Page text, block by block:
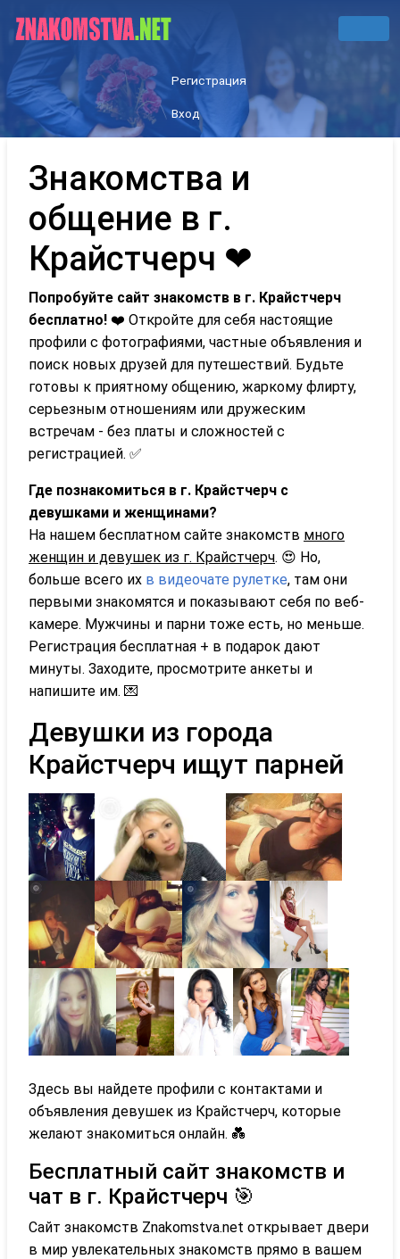
Регистрация
Вход
Знакомства и
общение в г.
Крайстчерч ❤
Попробуйте сайт знакомств в г. Крайстчерч
бесплатно! ❤️ Откройте для себя настоящие
профили с фотографиями, частные объявления и
поиск новых друзей для путешествий. Будьте
готовы к приятному общению, жаркому флирту,
серьезным отношениям или дружеским
встречам - без платы и сложностей с
регистрацией. ✅
Где познакомиться в г. Крайстчерч с
девушками и женщинами?
На нашем бесплатном сайте знакомств много
женщин и девушек из г. Крайстчерч. 😍 Но,
больше всего их в видеочате рулетке, там они
первыми знакомятся и показывают себя по веб-
камере. Мужчины и парни тоже есть, но меньше.
Регистрация бесплатная + в подарок дают
минуты. Заходите, просмотрите анкеты и
напишите им. 💌
Девушки из города
Крайстчерч ищут парней
Здесь вы найдете профили с контактами и
объявления девушек из Крайстчерч, которые
желают знакомиться онлайн. 💑
Бесплатный сайт знакомств и
чат в г. Крайстчерч 🎯
Сайт знакомств Znakomstva.net открывает двери
в мир увлекательных знакомств прямо в вашем